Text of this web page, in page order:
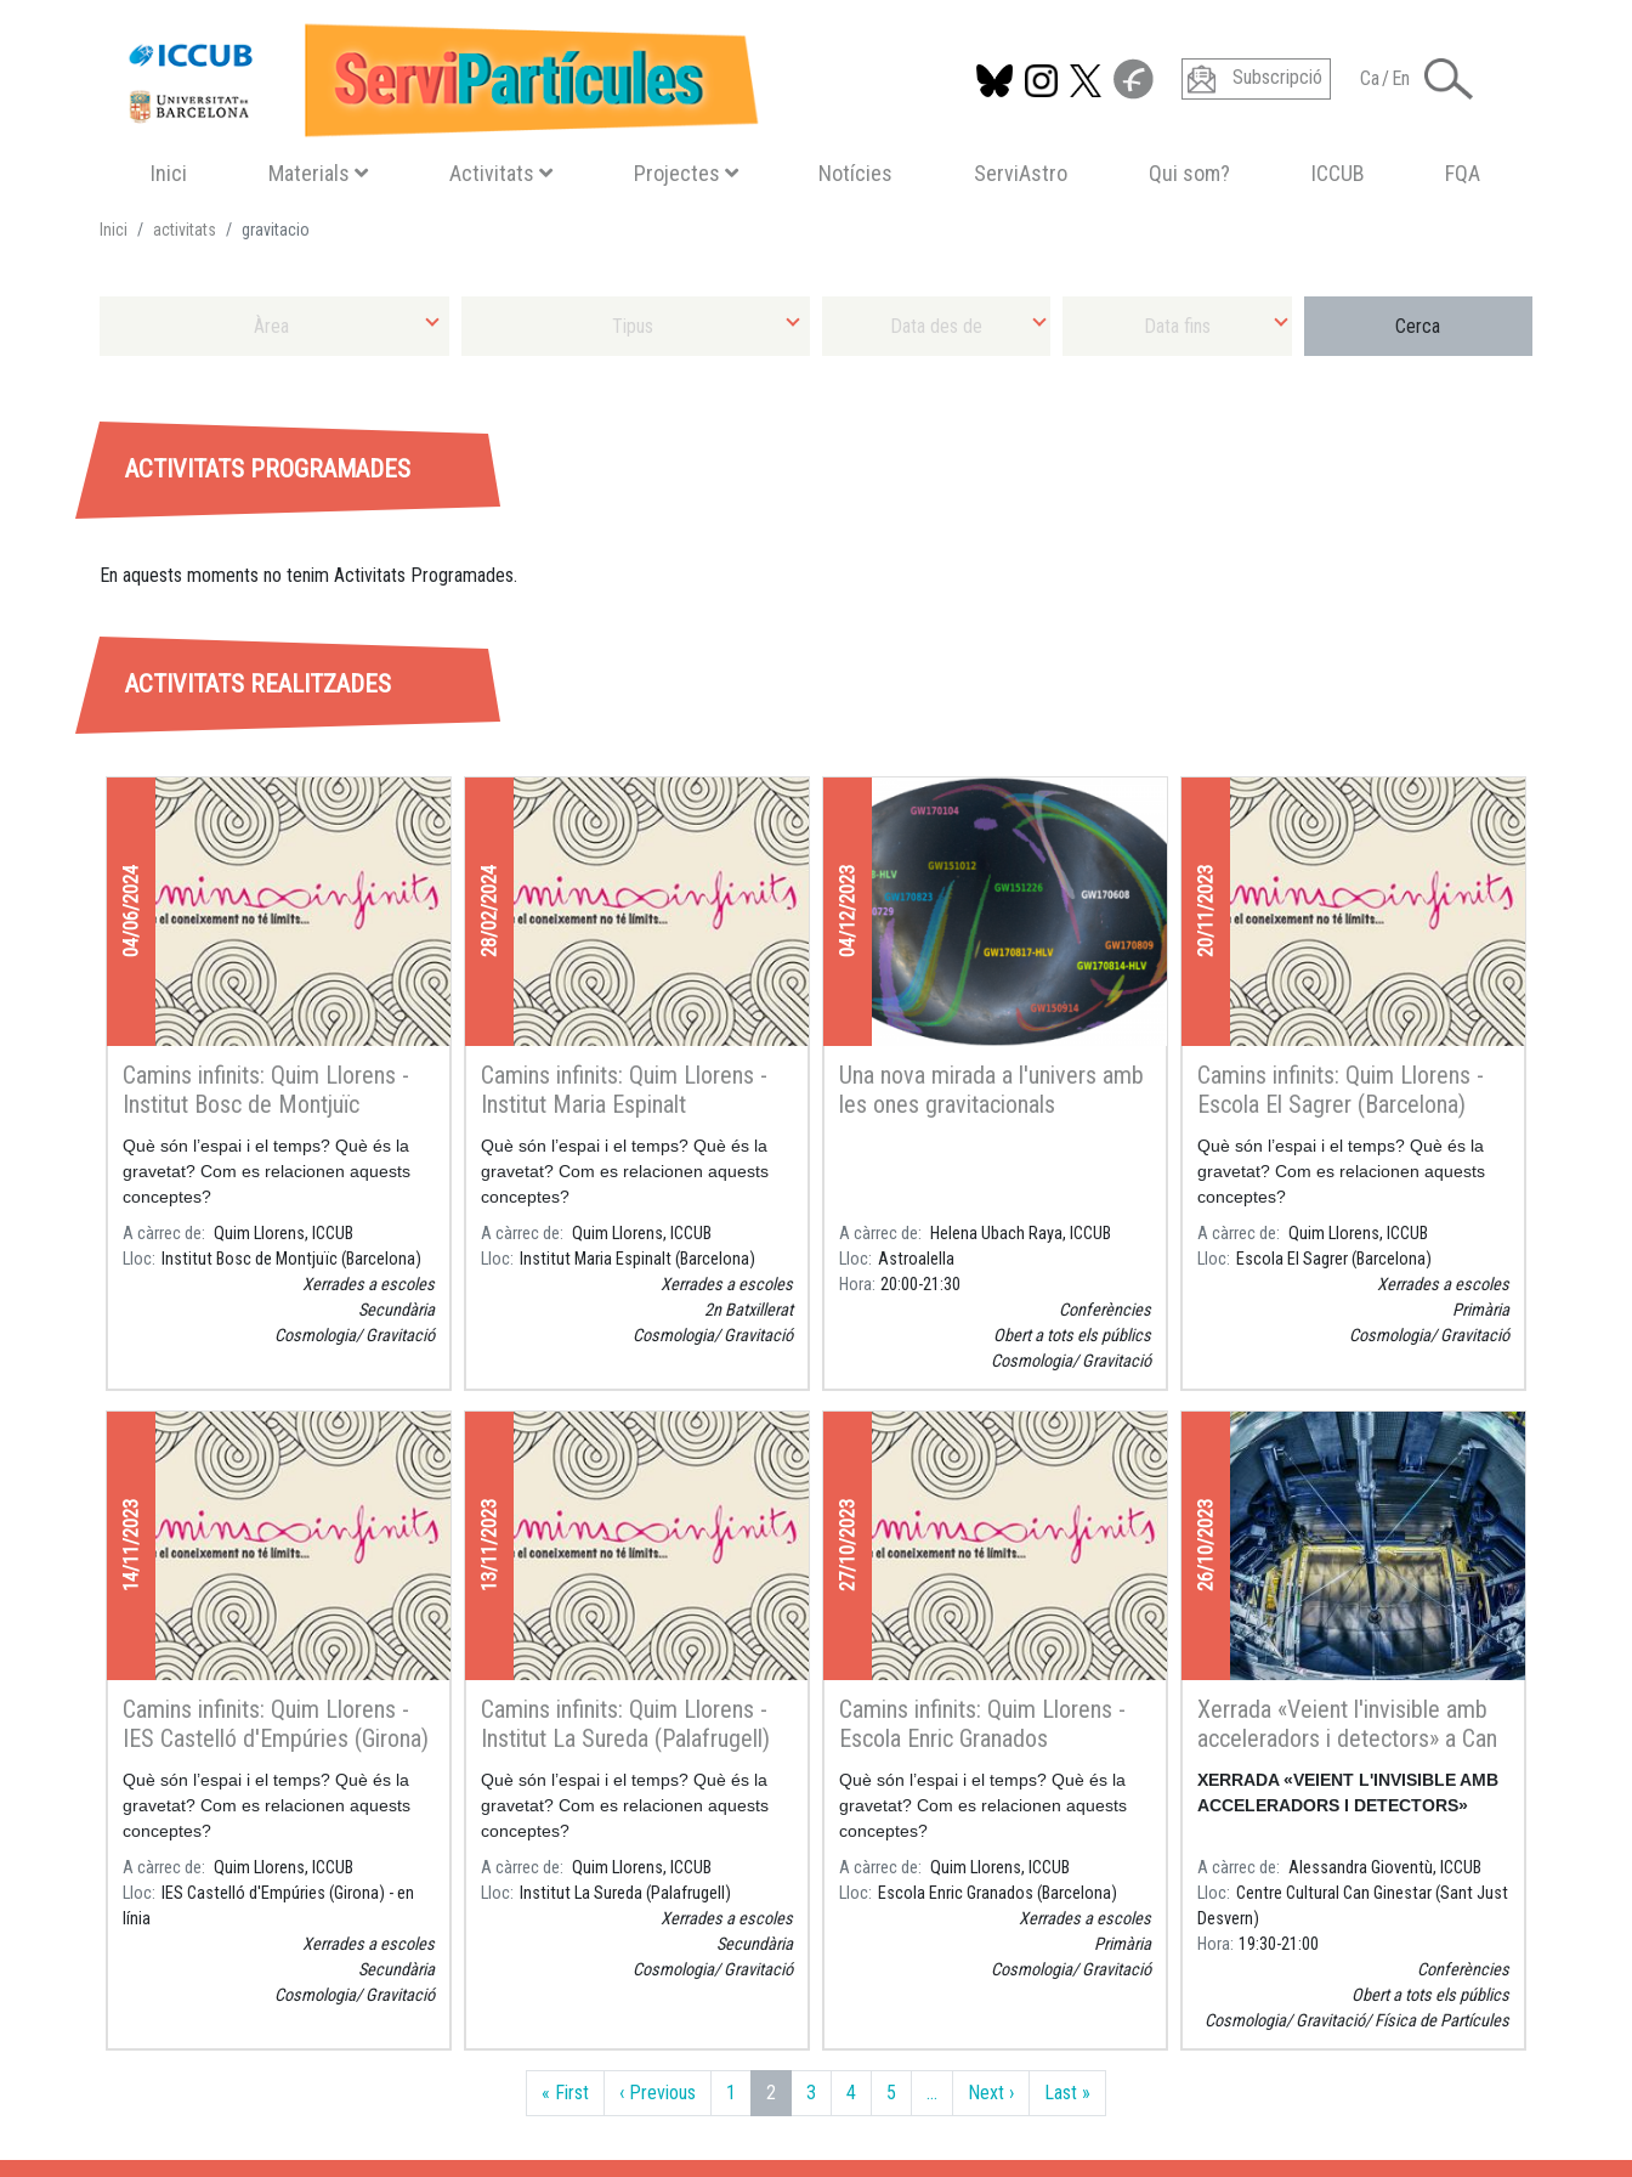
Subscripció Ca/En
Navegació principal
Inici Materials Activitats Projectes Notícies ServiAstro Qui som? ICCUB FQA
Inici activitats gravitacio
ACTIVITATS PROGRAMADES
En aquests moments no tenim Activitats Programades.
ACTIVITATS REALITZADES
04/06/2024
Camins infinits: Quim Llorens -
Institut Bosc de Montjuïc
(Barcelona)
Què són l’espai i el temps? Què és la
gravetat? Com es relacionen aquests
conceptes?
A càrrec de
Quim Llorens, ICCUB
Lloc
Institut Bosc de Montjuïc (Barcelona)
Xerrades a escoles
Secundària
Cosmologia Gravitació
28/02/2024
Camins infinits: Quim Llorens -
Institut Maria Espinalt
(Barcelona)
Què són l’espai i el temps? Què és la
gravetat? Com es relacionen aquests
conceptes?
A càrrec de
Quim Llorens, ICCUB
Lloc
Institut Maria Espinalt (Barcelona)
Xerrades a escoles
2n Batxillerat
Cosmologia Gravitació
04/12/2023
Una nova mirada a l'univers amb
les ones gravitacionals
A càrrec de
Helena Ubach Raya, ICCUB
Lloc Astroalella
Hora 20:00 21:30
Conferències
Obert a tots els públics
Cosmologia Gravitació
20/11/2023
Camins infinits: Quim Llorens -
Escola El Sagrer (Barcelona)
Què són l’espai i el temps? Què és la
gravetat? Com es relacionen aquests
conceptes?
A càrrec de
Quim Llorens, ICCUB
Lloc Escola El Sagrer (Barcelona)
Xerrades a escoles
Primària
Cosmologia Gravitació
14/11/2023
Camins infinits: Quim Llorens -
IES Castelló d'Empúries (Girona)
- en línia
Què són l’espai i el temps? Què és la
gravetat? Com es relacionen aquests
conceptes?
A càrrec de
Quim Llorens, ICCUB
Lloc
IES Castelló d'Empúries (Girona) - en
línia
Xerrades a escoles
Secundària
Cosmologia Gravitació
13/11/2023
Camins infinits: Quim Llorens -
Institut La Sureda (Palafrugell)
Què són l’espai i el temps? Què és la
gravetat? Com es relacionen aquests
conceptes?
A càrrec de
Quim Llorens, ICCUB
Lloc
Institut La Sureda (Palafrugell)
Xerrades a escoles
Secundària
Cosmologia Gravitació
27/10/2023
Camins infinits: Quim Llorens -
Escola Enric Granados
(Barcelona)
Què són l’espai i el temps? Què és la
gravetat? Com es relacionen aquests
conceptes?
A càrrec de
Quim Llorens, ICCUB
Lloc Escola Enric Granados (Barcelona)
Xerrades a escoles
Primària
Cosmologia Gravitació
26/10/2023
Xerrada «Veient l'invisible amb
acceleradors i detectors» a Can
Ginestar
XERRADA «VEIENT L'INVISIBLE AMB
ACCELERADORS I DETECTORS»
A càrrec de
Alessandra Gioventù, ICCUB
Lloc Centre Cultural Can Ginestar (Sant Just
Desvern)
Hora 19:30 21:00
Conferències
Obert a tots els públics
Cosmologia Gravitació Física de Partícules
« FirstPrimera pàgina
‹ Previous Pàgina anterior
1 2 3 4 5 … Next ›Pàgina següent
Last »